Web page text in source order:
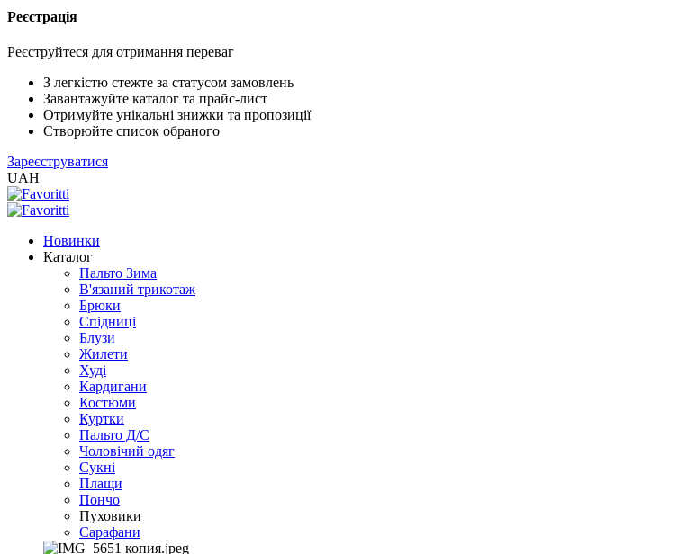
Реєстрація
Реєструйтеся для отримання переваг
З легкістю стежте за статусом замовлень
Завантажуйте каталог та прайс-лист
Отримуйте унікальні знижки та пропозиції
Створюйте список обраного
Зареєструватися
UAH
Новинки
Каталог
Пальто Зима
В'язаний трикотаж
Брюки
Спідниці
Блузи
Жилети
Худі
Кардигани
Костюми
Куртки
Пальто Д/С
Чоловічий одяг
Сукні
Плащи
Пончо
Пуховики
Сарафани
/
2005
(Розн.)
/
EXCEL
2005
(Опт)
XLSX